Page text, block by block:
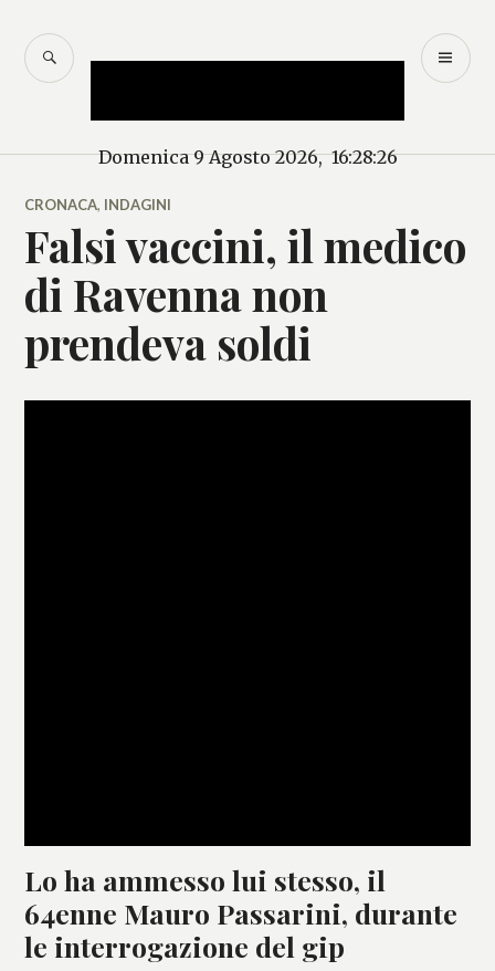
contenuto
Domenica 9 Agosto 2026, 16:28:26
Mercurio – Il "dio"
CERCA
CRONACA, INDAGINI
Falsi vaccini, il medico
di Ravenna non
prendeva soldi
Lo ha ammesso lui stesso, il
64enne Mauro Passarini, durante
le interrogazione del gip